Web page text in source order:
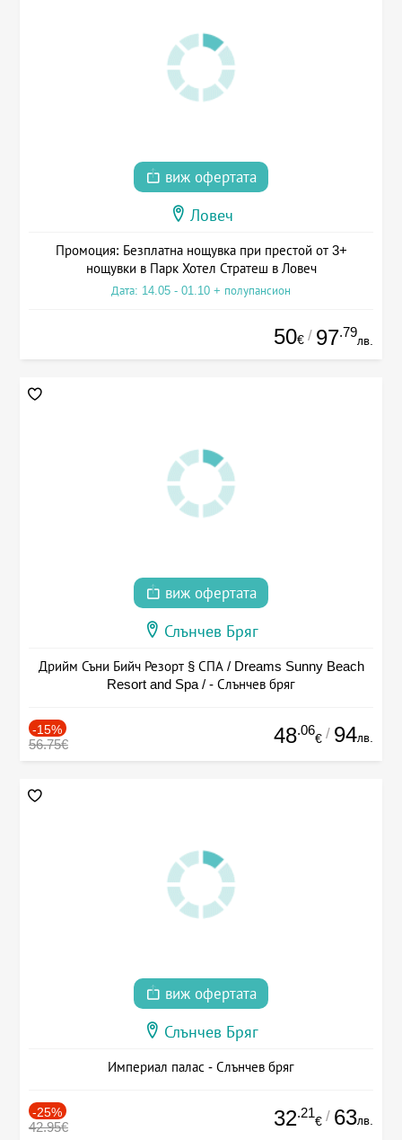
виж офертата
Ловеч
Промоция: Безплатна нощувка при престой от 3+
нощувки в Парк Хотел Стратеш в Ловеч
Дата: 14.05 - 01.10 + полупансион
50€ / 97.79
лв.
виж офертата
Слънчев Бряг
Дрийм Съни Бийч Резорт § СПА / Dreams Sunny Beach
Resort and Spa / - Слънчев бряг
-15%
56.75€ 48.06
€ / 94лв.
виж офертата
Слънчев Бряг
Империал палас - Слънчев бряг
-25%
42.95€ 32.21
€ / 63лв.